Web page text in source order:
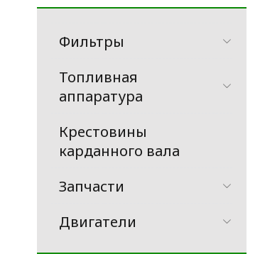
Фильтры
Топливная
аппаратура
Крестовины
карданного вала
Запчасти
Двигатели